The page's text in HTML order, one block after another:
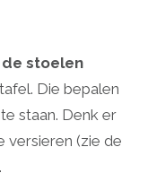
stoelen
Die bepalen
staan. Denk er
versieren (zie de